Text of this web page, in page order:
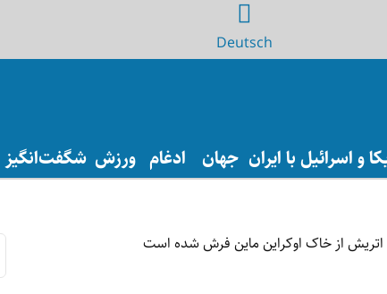
Deutsch
و اسرائیل با ایران جهان ادغام ورزش شگفت‌انگیز